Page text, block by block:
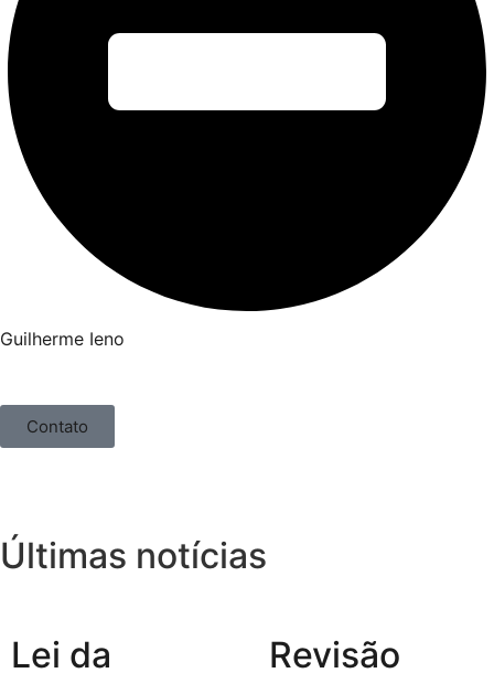
Guilherme Ieno
Contato
Últimas notícias
Lei da
Revisão